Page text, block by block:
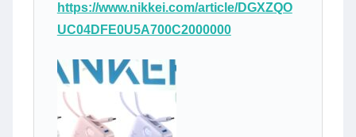
https://www.nikkei.com/article/DGXZQO
UC04DFE0U5A700C2000000